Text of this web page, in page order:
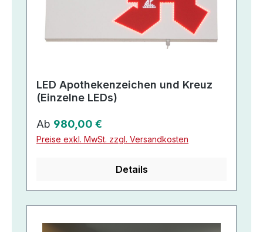
LED Apothekenzeichen und Kreuz
(Einzelne LEDs)
Regulärer Preis:
Ab 980,00 €
Preise exkl. MwSt. zzgl. Versandkosten
Details